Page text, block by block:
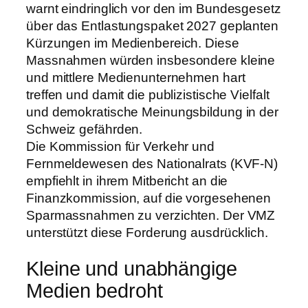
warnt eindringlich vor den im Bundesgesetz
über das Entlastungspaket 2027 geplanten
Kürzungen im Medienbereich. Diese
Massnahmen würden insbesondere kleine
und mittlere Medienunternehmen hart
treffen und damit die publizistische Vielfalt
und demokratische Meinungsbildung in der
Schweiz gefährden.
Die Kommission für Verkehr und
Fernmeldewesen des Nationalrats (KVF-N)
empfiehlt in ihrem Mitbericht an die
Finanzkommission, auf die vorgesehenen
Sparmassnahmen zu verzichten. Der VMZ
unterstützt diese Forderung ausdrücklich.
Kleine und unabhängige
Medien bedroht